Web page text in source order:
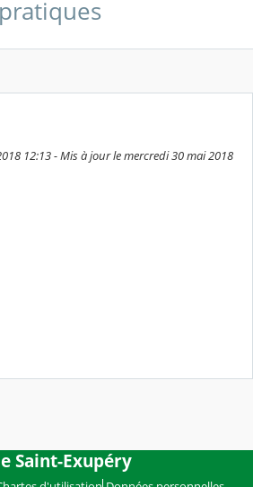
12:13 - Mis à jour le mercredi 30 mai 2018
Saint-Exupéry